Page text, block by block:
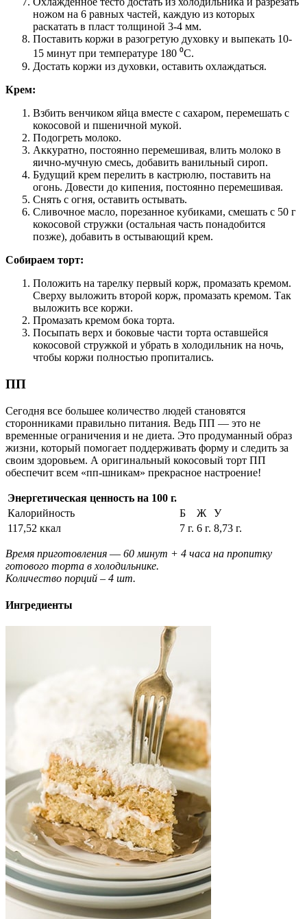
ножом на 6 равных частей, каждую из которых
раскатать в пласт толщиной 3-4 мм.
Поставить коржи в разогретую духовку и выпекать 10-
15 минут при температуре 180 ⁰С.
Достать коржи из духовки, оставить охлаждаться.
Крем:
Взбить венчиком яйца вместе с сахаром, перемешать с
кокосовой и пшеничной мукой.
Подогреть молоко.
Аккуратно, постоянно перемешивая, влить молоко в
яично-мучную смесь, добавить ванильный сироп.
Будущий крем перелить в кастрюлю, поставить на
огонь. Довести до кипения, постоянно перемешивая.
Снять с огня, оставить остывать.
Сливочное масло, порезанное кубиками, смешать с 50 г
кокосовой стружки (остальная часть понадобится
позже), добавить в остывающий крем.
Собираем торт:
Положить на тарелку первый корж, промазать кремом.
Сверху выложить второй корж, промазать кремом. Так
выложить все коржи.
Промазать кремом бока торта.
Посыпать верх и боковые части торта оставшейся
кокосовой стружкой и убрать в холодильник на ночь,
чтобы коржи полностью пропитались.
ПП
Сегодня все большее количество людей становятся
сторонниками правильно питания. Ведь ПП ― это не
временные ограничения и не диета. Это продуманный образ
жизни, который помогает поддерживать форму и следить за
своим здоровьем. А оригинальный кокосовый торт ПП
обеспечит всем «пп-шникам» прекрасное настроение!
Энергетическая ценность на 100 г.
Калорийность
Б Ж
У
117,52 ккал
7 г. 6 г. 8,73 г.
Время приготовления ― 60 минут + 4 часа на пропитку
готового торта в холодильнике.
Количество порций – 4 шт.
Ингредиенты